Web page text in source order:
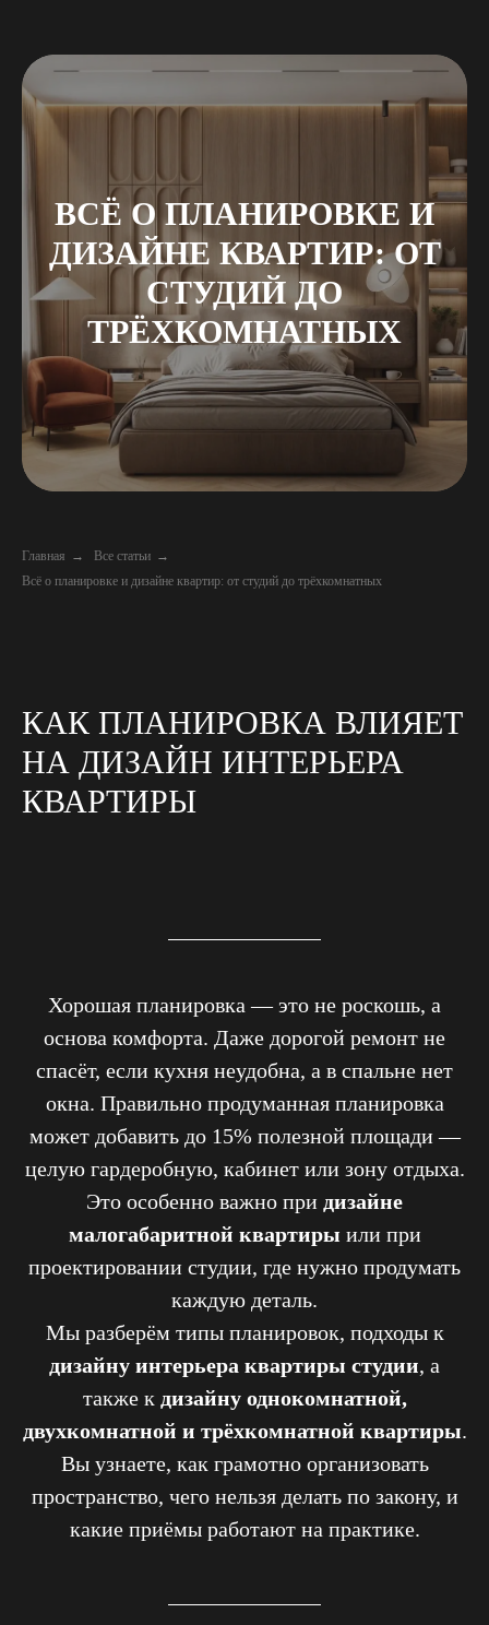
ВСЁ О ПЛАНИРОВКЕ И
ДИЗАЙНЕ КВАРТИР: ОТ
СТУДИЙ ДО
ТРЁХКОМНАТНЫХ
Главная → Все статьи →
Всё о планировке и дизайне квартир: от студий до трёхкомнатных
КАК ПЛАНИРОВКА ВЛИЯЕТ
НА ДИЗАЙН ИНТЕРЬЕРА
КВАРТИРЫ
Хорошая планировка — это не роскошь, а
основа комфорта. Даже дорогой ремонт не
спасёт, если кухня неудобна, а в спальне нет
окна. Правильно продуманная планировка
может добавить до 15% полезной площади —
целую гардеробную, кабинет или зону отдыха.
Это особенно важно при дизайне
малогабаритной квартиры или при
проектировании студии, где нужно продумать
каждую деталь.
Мы разберём типы планировок, подходы к
дизайну интерьера квартиры студии, а
также к дизайну однокомнатной,
двухкомнатной и трёхкомнатной квартиры.
Вы узнаете, как грамотно организовать
пространство, чего нельзя делать по закону, и
какие приёмы работают на практике.